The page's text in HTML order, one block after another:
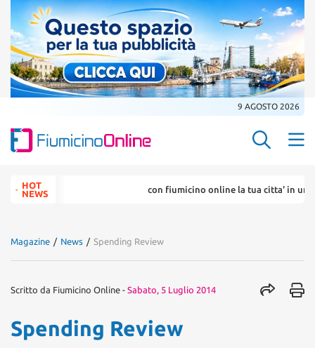
9 AGOSTO 2026
Search
for:HOT
NEWS
con fiumicino online la tua citta' in un ... click
Magazine / News / Spending Review
Scritto da Fiumicino Online - Sabato, 5 Luglio 2014
Spending Review